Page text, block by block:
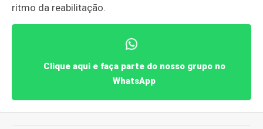
ritmo da reabilitação.
Clique aqui e faça parte do nosso grupo no
WhatsApp